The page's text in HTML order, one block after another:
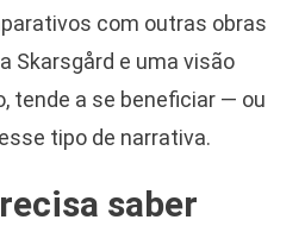
com outras obras
Skarsgård e uma visão
tende a se beneficiar — ou
tipo de narrativa.
saber